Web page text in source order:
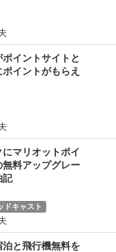
イントサイトと
イントがもらえ
マリオットポイ
料アップグレー
記
ドキャスト
と飛行機無料を